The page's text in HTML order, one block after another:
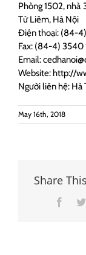
Phòng 1502, nhà
Từ Liêm, Hà Nội
Điện thoại: (84-
Fax: (84-4) 3540
Email:
Website: http://
Người liên hệ:
May 16th, 2018
Share